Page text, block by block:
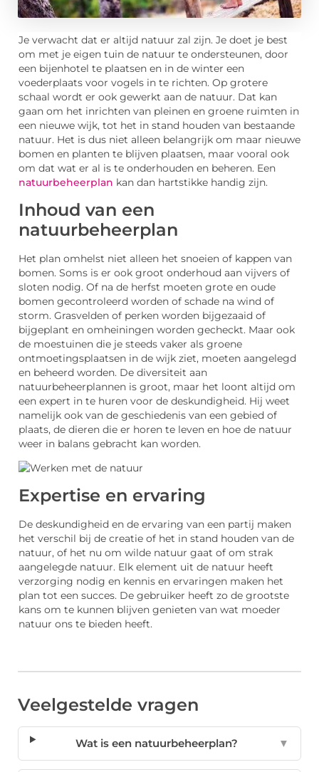
Je verwacht dat er altijd natuur zal zijn. Je doet je best
om met je eigen tuin de natuur te ondersteunen, door
een bijenhotel te plaatsen en in de winter een
voederplaats voor vogels in te richten. Op grotere
schaal wordt er ook gewerkt aan de natuur. Dat kan
gaan om het inrichten van pleinen en groene ruimten in
een nieuwe wijk, tot het in stand houden van bestaande
natuur. Het is dus niet alleen belangrijk om maar nieuwe
bomen en planten te blijven plaatsen, maar vooral ook
om dat wat er al is te onderhouden en beheren. Een
natuurbeheerplan kan dan hartstikke handig zijn.
Inhoud van een
natuurbeheerplan
Het plan omhelst niet alleen het snoeien of kappen van
bomen. Soms is er ook groot onderhoud aan vijvers of
sloten nodig. Of na de herfst moeten grote en oude
bomen gecontroleerd worden of schade na wind of
storm. Grasvelden of perken worden bijgezaaid of
bijgeplant en omheiningen worden gecheckt. Maar ook
de moestuinen die je steeds vaker als groene
ontmoetingsplaatsen in de wijk ziet, moeten aangelegd
en beheerd worden. De diversiteit aan
natuurbeheerplannen is groot, maar het loont altijd om
een expert in te huren voor de deskundigheid. Hij weet
namelijk ook van de geschiedenis van een gebied of
plaats, de dieren die er horen te leven en hoe de natuur
weer in balans gebracht kan worden.
Expertise en ervaring
De deskundigheid en de ervaring van een partij maken
het verschil bij de creatie of het in stand houden van de
natuur, of het nu om wilde natuur gaat of om strak
aangelegde natuur. Elk element uit de natuur heeft
verzorging nodig en kennis en ervaringen maken het
plan tot een succes. De gebruiker heeft zo de grootste
kans om te kunnen blijven genieten van wat moeder
natuur ons te bieden heeft.
Veelgestelde vragen
Wat is een natuurbeheerplan? ▼